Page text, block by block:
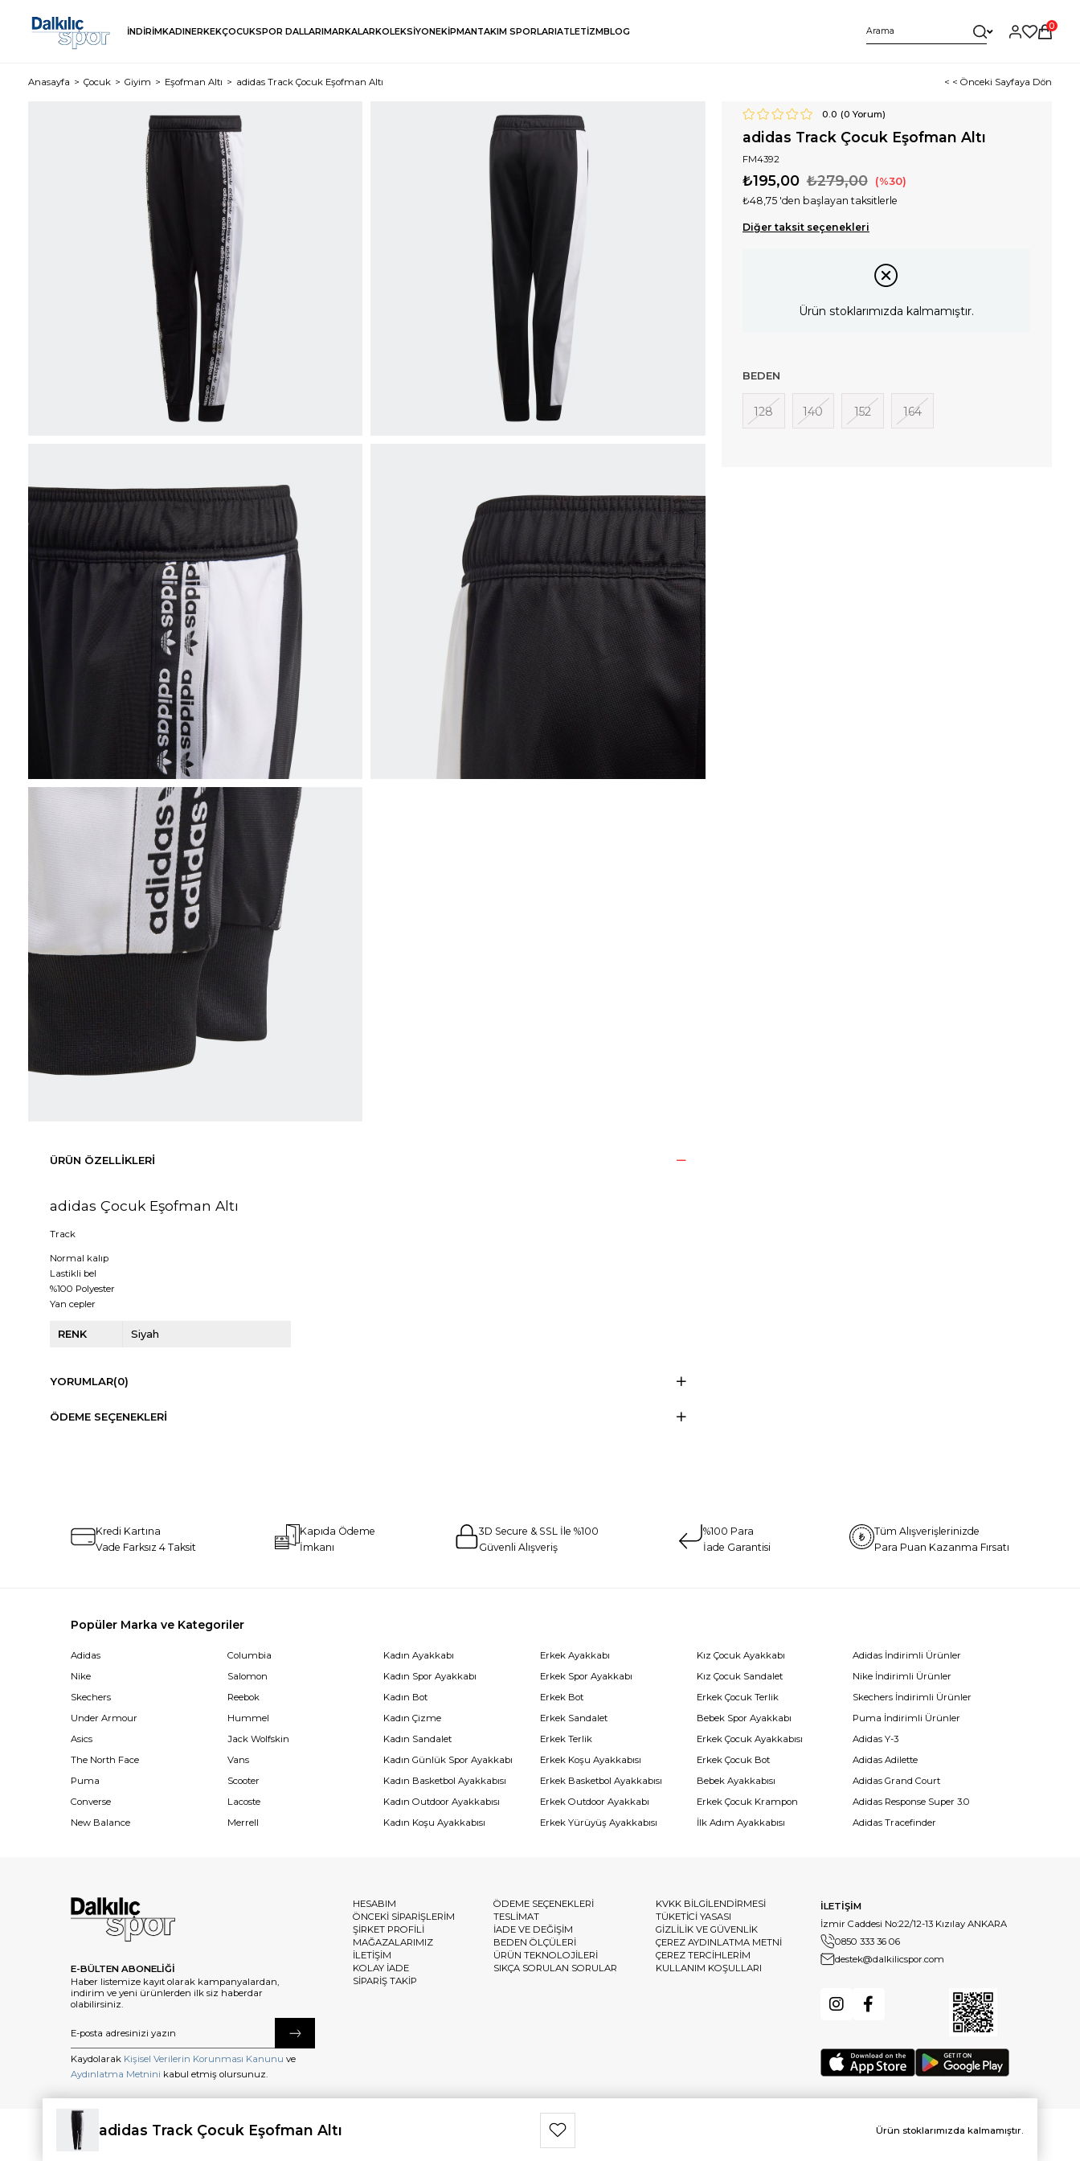
İNDİRİMKADINERKEKÇOCUKSPOR DALLARIMARKALARKOLEKSİYONEKİPMANTAKIM SPORLARIATLETİZMBLOG
0
Anasayfa Çocuk Giyim Eşofman Altı adidas Track Çocuk Eşofman Altı < < Önceki Sayfaya Dön
0.0 (0 Yorum)
adidas Track Çocuk Eşofman Altı
FM4392
₺279,00
₺195,00 30
₺48,75 'den başlayan taksitlerle
Diğer taksit seçenekleri
Ürün stoklarımızda kalmamıştır.
BEDEN
128 140 152 164
ÜRÜN ÖZELLIKLERI
adidas Çocuk Eşofman Altı
Track
Normal kalıp
Lastikli bel
%100 Polyester
Yan cepler
RENK Siyah
YORUMLAR(0)
ÖDEME SEÇENEKLERI
Kredi Kartına
Vade Farksız 4 Taksit
Kapıda Ödeme
İmkanı
3D Secure & SSL İle %100
Güvenli Alışveriş
%100 Para
İade Garantisi
Tüm Alışverişlerinizde
Para Puan Kazanma Fırsatı
Popüler Marka ve Kategoriler
Adidas
Nike
Skechers
Under Armour
Asics
The North Face
Puma
Converse
New Balance
Columbia
Salomon
Reebok
Hummel
Jack Wolfskin
Vans
Scooter
Lacoste
Merrell
Kadın Ayakkabı
Kadın Spor Ayakkabı
Kadın Bot
Kadın Çizme
Kadın Sandalet
Kadın Günlük Spor Ayakkabı
Kadın Basketbol Ayakkabısı
Kadın Outdoor Ayakkabısı
Kadın Koşu Ayakkabısı
Erkek Ayakkabı
Erkek Spor Ayakkabı
Erkek Bot
Erkek Sandalet
Erkek Terlik
Erkek Koşu Ayakkabısı
Erkek Basketbol Ayakkabısı
Erkek Outdoor Ayakkabı
Erkek Yürüyüş Ayakkabısı
Kız Çocuk Ayakkabı
Kız Çocuk Sandalet
Erkek Çocuk Terlik
Bebek Spor Ayakkabı
Erkek Çocuk Ayakkabısı
Erkek Çocuk Bot
Bebek Ayakkabısı
Erkek Çocuk Krampon
İlk Adım Ayakkabısı
Adidas İndirimli Ürünler
Nike İndirimli Ürünler
Skechers İndirimli Ürünler
Puma İndirimli Ürünler
Adidas Y-3
Adidas Adilette
Adidas Grand Court
Adidas Response Super 3.0
Adidas Tracefinder
E-BÜLTEN ABONELİĞİ
Haber listemize kayıt olarak kampanyalardan,
indirim ve yeni ürünlerden ilk siz haberdar
olabilirsiniz.
Kaydolarak Kişisel Verilerin Korunması Kanunu ve
Aydınlatma Metnini kabul etmiş olursunuz.
HESABIM
ÖNCEKİ SİPARİŞLERİM
ŞİRKET PROFİLİ
MAĞAZALARIMIZ
İLETİŞİM
KOLAY İADE
SİPARİŞ TAKİP
ÖDEME SEÇENEKLERİ
TESLİMAT
İADE VE DEĞİŞİM
BEDEN ÖLÇÜLERİ
ÜRÜN TEKNOLOJİLERİ
SIKÇA SORULAN SORULAR
KVKK BİLGİLENDİRMESİ
TÜKETİCİ YASASI
GİZLİLİK VE GÜVENLİK
ÇEREZ AYDINLATMA METNİ
ÇEREZ TERCİHLERİM
KULLANIM KOŞULLARI
İLETİŞİM
İzmir Caddesi No:22/12-13 Kızılay ANKARA
0850 333 36 06
destek@dalkilicspor.com
©2025 dalkilicspor.com.tr. Tüm Hakları Saklıdır.
adidas Track Çocuk Eşofman Altı Ürün stoklarımızda kalmamıştır.